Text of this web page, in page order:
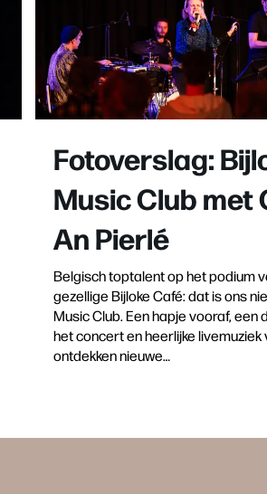
Fotoverslag:
Music Club met
An Pierlé
Belgisch toptalent op het podium
gezellige Bijloke Café: dat is ons
Music Club. Een hapje vooraf, een
het concert en heerlijke livemuziek
ontdekken nieuwe…